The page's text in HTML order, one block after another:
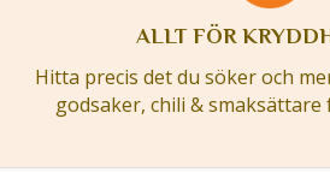
ALLT FÖR
Hitta precis det du söker och
godsaker, chili & smaksättare